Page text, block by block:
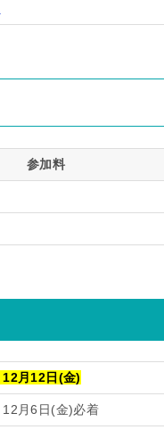
参加料
月12日(金)
月6日(金)必着